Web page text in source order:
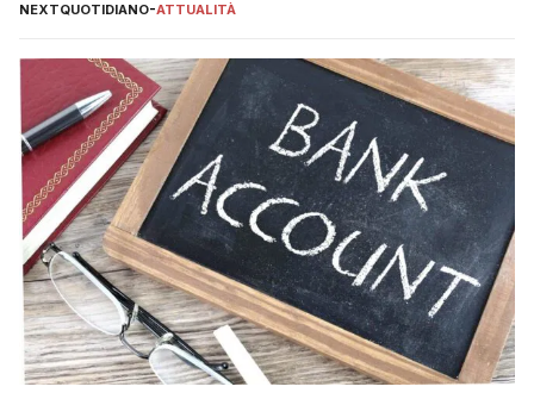
NEXTQUOTIDIANO-ATTUALITÀ